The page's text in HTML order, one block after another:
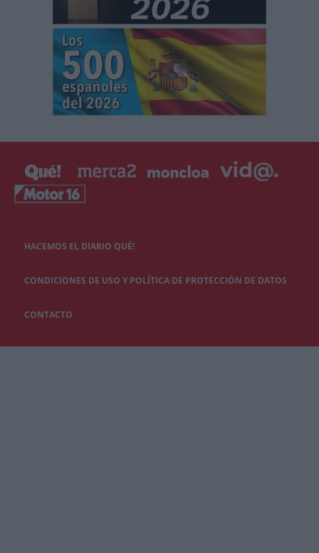
HACEMOS EL DIARIO QUÉ!
CONDICIONES DE USO Y POLÍTICA DE PROTECCIÓN DE DATOS
CONTACTO